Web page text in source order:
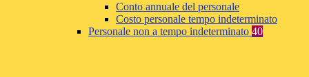
Conto annuale del personale
Costo personale tempo indeterminato
Personale non a tempo indeterminato 40